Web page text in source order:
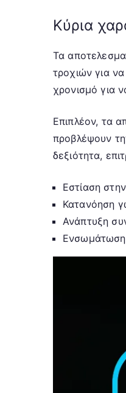
Κύρια
Τα
τροχιών για
χρονισμό για
Επιπλέον, τα
προβλέψουν
δεξιότητα,
Εστίαση
Κατανόηση
Ανάπτυξη
Ενσωμάτωση